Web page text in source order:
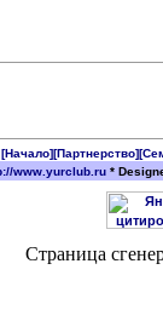
[Начало][Партнерство]
www.yurclub.ru*
Страница